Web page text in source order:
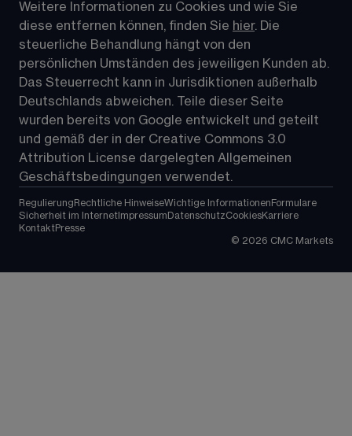
Weitere Informationen zu Cookies und wie Sie
diese entfernen können, finden Sie hier. Die
steuerliche Behandlung hängt von den
persönlichen Umständen des jeweiligen Kunden ab.
Das Steuerrecht kann in Jurisdiktionen außerhalb
Deutschlands abweichen. Teile dieser Seite
wurden bereits von Google entwickelt und geteilt
und gemäß der in der Creative Commons 3.0
Attribution License dargelegten Allgemeinen
Geschäftsbedingungen verwendet.
Regulierung Rechtliche HinweiseWichtige Informationen Formulare
Sicherheit im Internet Impressum DatenschutzCookiesKarriere
KontaktPresse
© 2026 CMC Markets